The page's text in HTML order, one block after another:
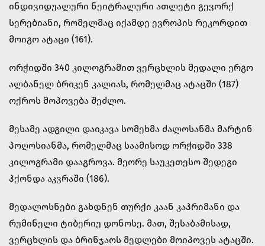
ინდივიდუალური ნეიტრალური ათლეტი გევორქ
სერებიანი, რომელმაც იქამდე ევროპის რეკორდით
მოიგო ატაცი (161).
ორჭიდში 340 კილოგრამით ვერცხლის მედალი ერგო
ალბანელ ბრიკენ კალიას, რომელმაც ატაცში (187)
ოქროს მოპოვება შეძლო.
მესამე ადგილი დაიკავა სომეხმა ძალოსანმა მარტინ
პოღოსიანმა, რომელმაც საამისოდ ორჭიდში 338
კილოგრამი დააგროვა. მეორე საუკეთესო შედეგი
ჰქონდა აკვრაში (186).
მედალოსნები გახდნენ თურქი კაან კაჰრიმანი და
რუმინელი ტიბერიუ დონოსე. მათ, შესაბამისად,
ვერცხლის და ბრინჯაოს მედლები მოიპოვეს ატაცში.